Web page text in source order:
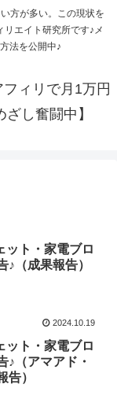
方が多い。この現状を
エイト研究所です♪メ
法を公開中♪
ィリで月1万円
し奮闘中】
ット・家電ブロ
♪（成果報告）
2024.10.19
ット・家電ブロ
♪（アマアド・
告）